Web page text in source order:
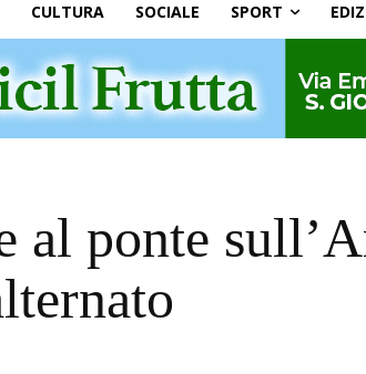
CULTURA SOCIALE SPORT
al ponte